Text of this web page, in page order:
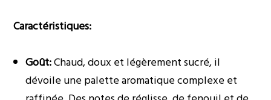
Caractéristiques:
Goût:Chaud, doux et légèrement sucré, il
dévoile une palette aromatique complexe et